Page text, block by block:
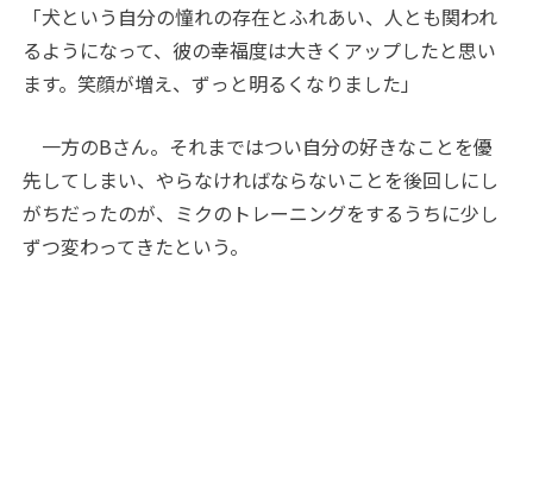
「犬という自分の憧れの存在とふれあい、人とも関われ
るようになって、彼の幸福度は大きくアップしたと思い
ます。笑顔が増え、ずっと明るくなりました」
一方のBさん。それまではつい自分の好きなことを優
先してしまい、やらなければならないことを後回しにし
がちだったのが、ミクのトレーニングをするうちに少し
ずつ変わってきたという。